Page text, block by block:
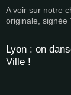
A voir sur notre
originale, signée
Lyon : on
Ville !